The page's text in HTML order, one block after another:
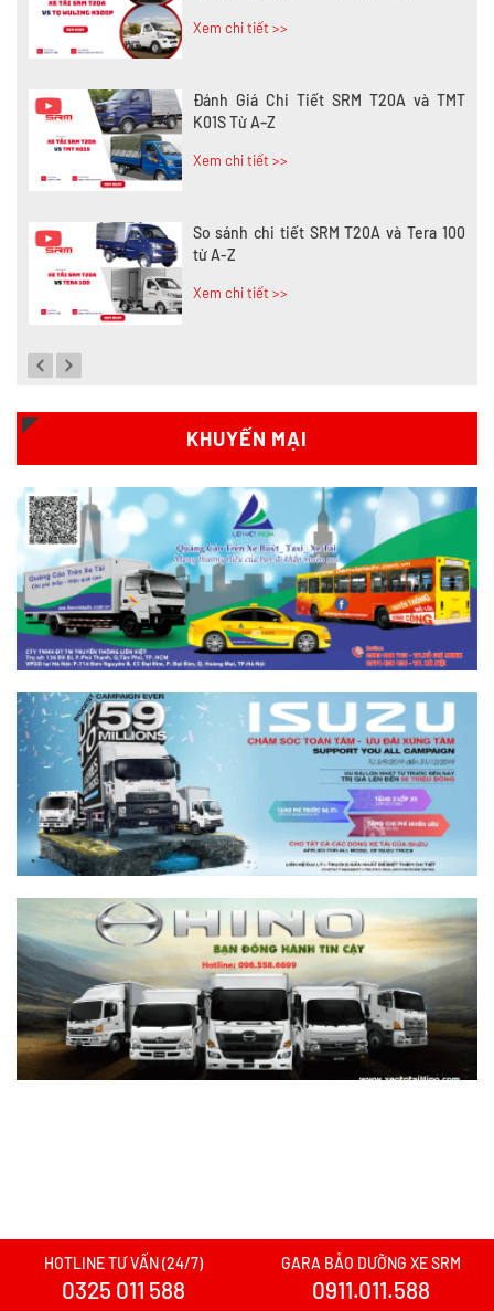
Xem chi tiết >>
Đánh Giá Chi Tiết SRM T20A và TMT
K01S Từ A–Z
Xem chi tiết >>
So sánh chi tiết SRM T20A và Tera 100
từ A-Z
Xem chi tiết >>
Xem chi tiết >>
So sánh xe tải SRM T35 và SRM T50: Nên
nâng tải hay tiết kiệm?
Xem chi tiết >>
So sánh xe tải SRM T35 và SRM K990:
Khác biệt gì và chọn sao cho đúng?
Xem chi tiết >>
So sánh xe tải SRM T35 và Tera 100s:
Nên chọn dòng nào?
Xem chi tiết >>
Nên mua xe tải SRM T30 vs Suzuki Carry
Pro? So sánh chi tiết
Xem chi tiết >>
Nên mua xe tải SRM T30 hay Tera 100?
Tìm hiểu chi tiết
Xe tải SRM T20A vs TQ Wuling N300P:
KHUYẾN MẠI
HOTLINE TƯ VẤN (24/7)
0325 011 588
GARA BẢO DƯỠNG XE SRM
0911.011.588